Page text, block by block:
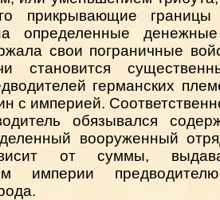
прикрывающие границы
определенные
свои пограничные
становится
германских
с империей.
обязывался
вооруженный
от суммы,
империи